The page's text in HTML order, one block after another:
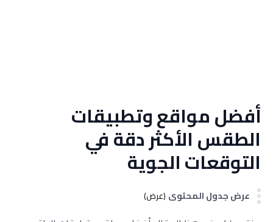
أفضل مواقع وتطبيقات
الطقس الأكثر دقة في
التوقعات الجوية
عرض جدول المحتوى (عرض)